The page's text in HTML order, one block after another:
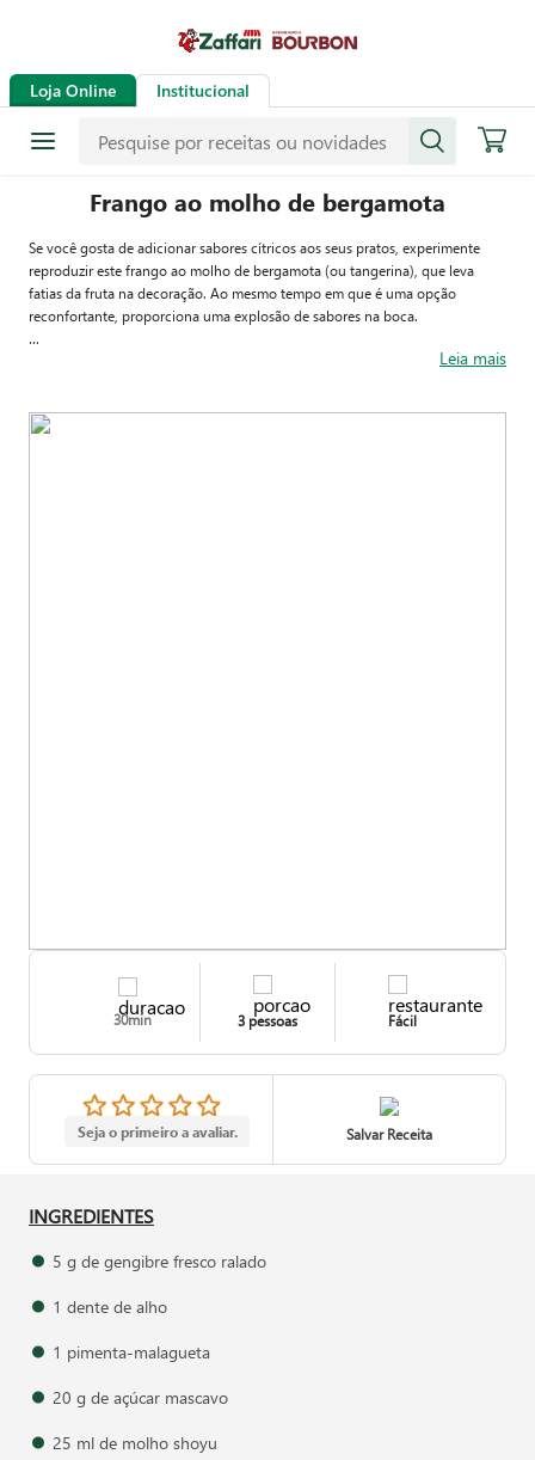
Loja Online Institucional
Frango ao molho de bergamota
Se você gosta de adicionar sabores cítricos aos seus pratos, experimente
reproduzir este frango ao molho de bergamota (ou tangerina), que leva
fatias da fruta na decoração. Ao mesmo tempo em que é uma opção
reconfortante, proporciona uma explosão de sabores na boca.
nutritiva quinoa cozida, mas você pode adaptar como preferir.
Leia mais
30min 3 pessoas Fácil
Seja o primeiro a avaliar. Salvar Receita
INGREDIENTES
5 g de gengibre fresco ralado
1 dente de alho
1 pimenta-malagueta
20 g de açúcar mascavo
25 ml de molho shoyu